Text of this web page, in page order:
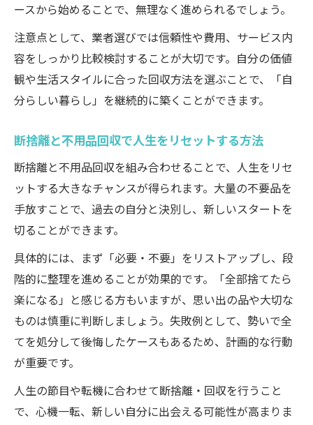
ースから始めることで、無理なく進められるでしょう。
注意点として、業者選びでは信頼性や費用、サービス内
容をしっかり比較検討することが大切です。自分の価値
観や生活スタイルに合った回収方法を選ぶことで、「自
分らしい暮らし」を継続的に築くことができます。
断捨離と不用品回収で人生をリセットする方法
断捨離と不用品回収を組み合わせることで、人生をリセ
ットする大きなチャンスが得られます。大量の不要品を
手放すことで、過去の自分と決別し、新しいスタートを
切ることができます。
具体的には、まず「必要・不要」をリストアップし、段
階的に整理を進めることが効果的です。「全部捨てたら
楽になる」と感じる方もいますが、思い出の品や大切な
ものは慎重に判断しましょう。失敗例として、勢いで全
てを処分して後悔したケースもあるため、計画的な行動
が重要です。
人生の節目や転機に合わせて断捨離・回収を行うこと
で、心機一転、新しい自分に出会える可能性が高まりま